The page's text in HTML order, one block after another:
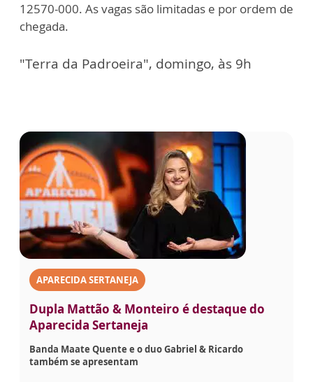
12570-000. As vagas são limitadas e por ordem de
chegada.
"Terra da Padroeira", domingo, às 9h
APARECIDA SERTANEJA
Dupla Mattão & Monteiro é destaque do
Aparecida Sertaneja
Banda Maate Quente e o duo Gabriel & Ricardo
também se apresentam